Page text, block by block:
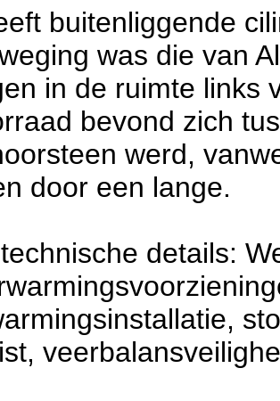
buitenliggende
was die van
in de ruimte links
bevond zich
werd,
door een lange.
details: